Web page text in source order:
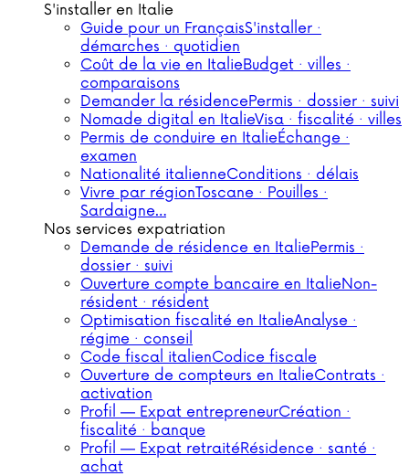
S'installer en Italie
Guide pour un FrançaisS'installer ·
démarches · quotidien
Coût de la vie en ItalieBudget · villes ·
comparaisons
Demander la résidencePermis · dossier · suivi
Nomade digital en ItalieVisa · fiscalité · villes
Permis de conduire en ItalieÉchange ·
examen
Nationalité italienneConditions · délais
Vivre par régionToscane · Pouilles ·
Sardaigne…
Nos services expatriation
Demande de résidence en ItaliePermis ·
dossier · suivi
Ouverture compte bancaire en ItalieNon-
résident · résident
Optimisation fiscalité en ItalieAnalyse ·
régime · conseil
Code fiscal italienCodice fiscale
Ouverture de compteurs en ItalieContrats ·
activation
Profil — Expat entrepreneurCréation ·
fiscalité · banque
Profil — Expat retraitéRésidence · santé ·
achat